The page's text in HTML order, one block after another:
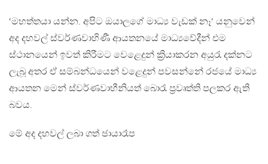
‘මහත්තයා යන්න. අපිට ඔයාලගේ මාධ්‍ය වැඩක් නෑ‘ යනුවෙන්
අද දහවල් ස්වර්ණවාහිණී ආයතනයේ මාධ්‍යවේදීන් එම
ස්ථානයෙන් ඉවත් කිරීමට වෙළෙදුන් ක්‍රියාකරන අයුරැ දක්නට
ලැබූ අතර ඒ සම්බන්ධයෙන් වළෙදුන් පවසන්නේ රජයේ මාධ්‍ය
ආයතන මෙන් ස්වර්ණවාහීනියත් බොරැ ප්‍රවෘත්ති පලකර ඇති
බවය.
මේ අද දහවල් ලබා ගත් ඡායාරෑප